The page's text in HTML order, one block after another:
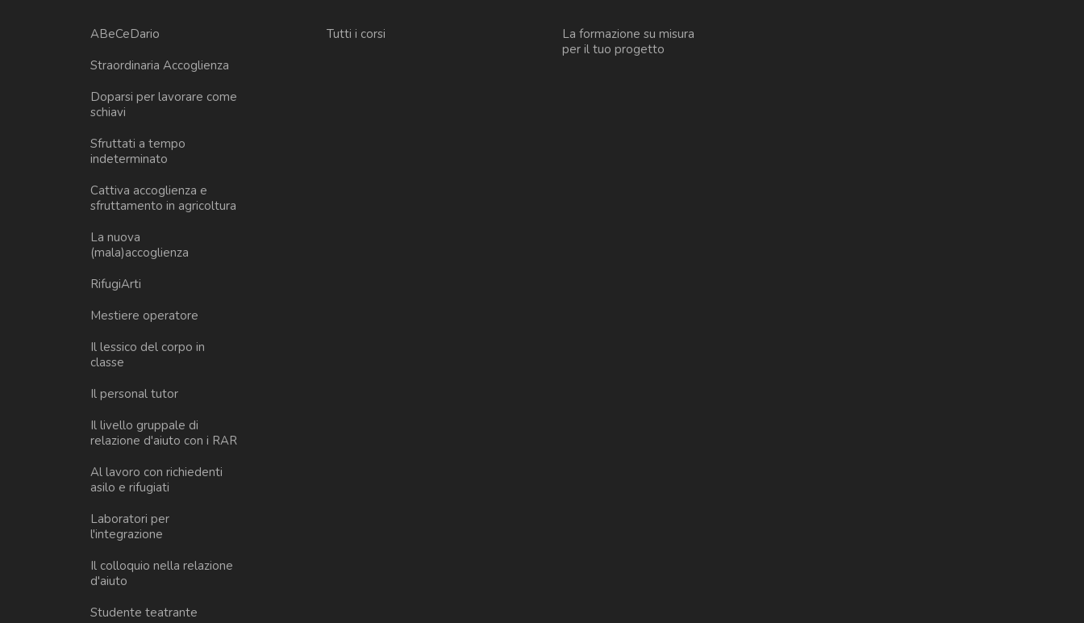
ABeCeDario
Straordinaria Accoglienza
Doparsi per lavorare come
schiavi
Sfruttati a tempo
indeterminato
Cattiva accoglienza e
sfruttamento in agricoltura
La nuova
(mala)accoglienza
RifugiArti
Mestiere operatore
Il lessico del corpo in
classe
Il personal tutor
Il livello gruppale di
relazione d'aiuto con i RAR
Al lavoro con richiedenti
asilo e rifugiati
Laboratori per
l'integrazione
Il colloquio nella relazione
d'aiuto
Studente teatrante
Tutti i corsi
La formazione su misura
per il tuo progetto